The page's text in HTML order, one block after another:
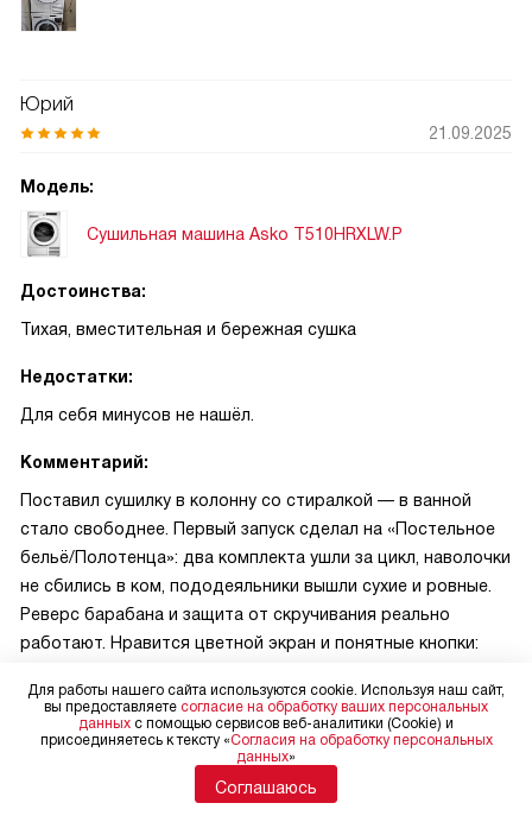
Юрий
21.09.2025
Модель:
Сушильная машина Asko T510HRXLW.P
Достоинства:
Тихая, вместительная и бережная сушка
Недостатки:
Для себя минусов не нашёл.
Комментарий:
Поставил сушилку в колонну со стиралкой — в ванной
стало свободнее. Первый запуск сделал на «Постельное
бельё/Полотенца»: два комплекта ушли за цикл, наволочки
не сбились в ком, пододеяльники вышли сухие и ровные.
Реверс барабана и защита от скручивания реально
работают. Нравится цветной экран и понятные кнопки:
отсрочку старта. В будни ставлю на вечер — шум
умеренный. Шерстяные шапки сушу в корзине, форма не
тянется. Сенсорная система бережно доводит до нужной
влажности. Конденсат подключил к сливу — емкость не
Для работы нашего сайта используются cookie. Используя наш сайт,
вы предоставляете согласие на обработку ваших персональных
данных с помощью сервисов веб-аналитики (Cookie) и
присоединяетесь к тексту «Согласия на обработку персональных
данных»
Соглашаюсь